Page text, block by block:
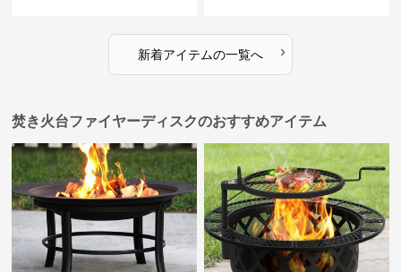
新着アイテムの一覧へ ›
焚き火台ファイヤーディスクのおすすめアイテム